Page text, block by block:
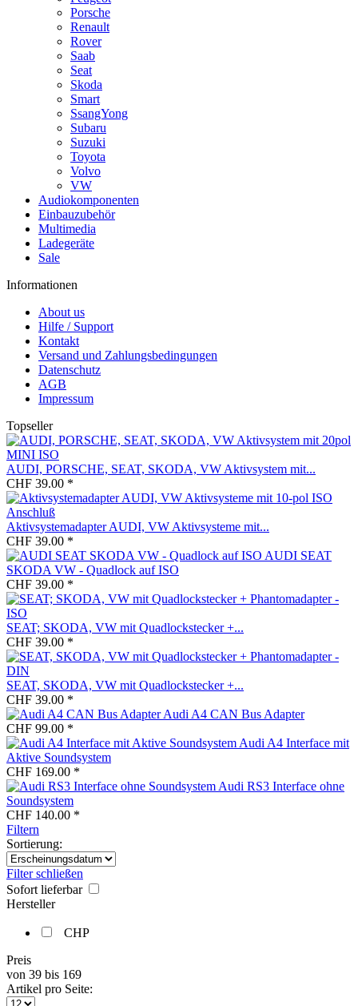
Porsche
Renault
Rover
Saab
Seat
Skoda
Smart
SsangYong
Subaru
Suzuki
Toyota
Volvo
VW
Audiokomponenten
Einbauzubehör
Multimedia
Ladegeräte
Sale
Informationen
About us
Hilfe / Support
Kontakt
Versand und Zahlungsbedingungen
Datenschutz
AGB
Impressum
Topseller
AUDI, PORSCHE, SEAT, SKODA, VW Aktivsystem mit...
CHF 39.00 *
Aktivsystemadapter AUDI, VW Aktivsysteme mit...
CHF 39.00 *
AUDI SEAT
SKODA VW - Quadlock auf ISO
CHF 39.00 *
SEAT; SKODA, VW mit Quadlockstecker +...
CHF 39.00 *
SEAT, SKODA, VW mit Quadlockstecker +...
CHF 39.00 *
Audi A4 CAN Bus Adapter
CHF 99.00 *
Audi A4 Interface mit
Aktive Soundsystem
CHF 169.00 *
Audi RS3 Interface ohne
Soundsystem
CHF 140.00 *
Filtern
Sortierung:
Filter schließen
Sofort lieferbar
Hersteller
CHP
Preis
von 39 bis 169
Artikel pro Seite: